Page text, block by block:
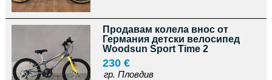
Продавам колела внос от
Германия детски велосипед
Woodsun Sport Time 2
230 €
гр. Пловдив